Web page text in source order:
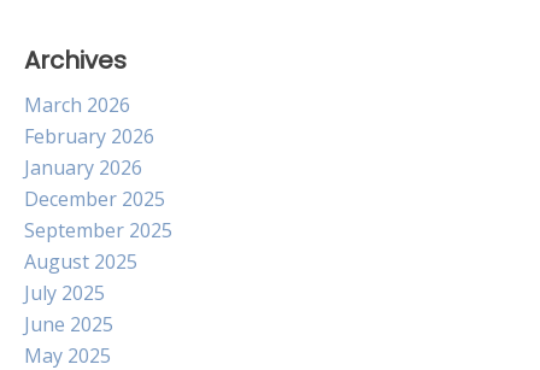
Archives
March 2026
February 2026
January 2026
December 2025
September 2025
August 2025
July 2025
June 2025
May 2025